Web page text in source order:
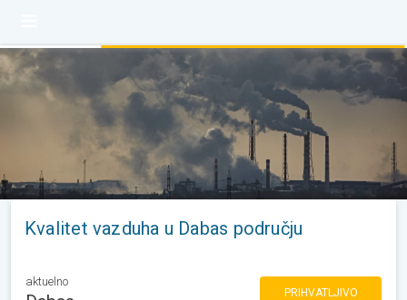
Kvalitet vazduha u Dabas području
aktuelno
PRIHVATLJIVO